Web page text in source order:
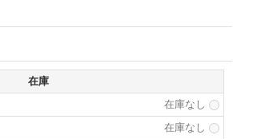
在庫
在庫なし
在庫なし